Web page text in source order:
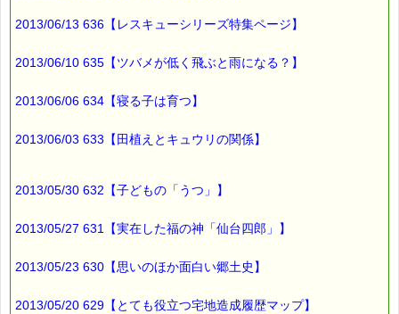
→https://pass-thyme.com/special/mailmaga.asp
バッチフラワー レメディに出会えて良かった！！
バッチフラワーレメディ専門店＜ｅパスタイム＞
*****@pass-thyme.com
https://pass-thyme.com/
2013/06/13 636【レスキューシリーズ特集ページ】
2013/06/10 635【ツバメが低く飛ぶと雨になる？】
2013/06/06 634【寝る子は育つ】
2013/06/03 633【田植えとキュウリの関係】
2013/05/30 632【子どもの「うつ」】
2013/05/27 631【実在した福の神「仙台四郎」】
2013/05/23 630【思いのほか面白い郷土史】
2013/05/20 629【とても役立つ宅地造成履歴マップ】